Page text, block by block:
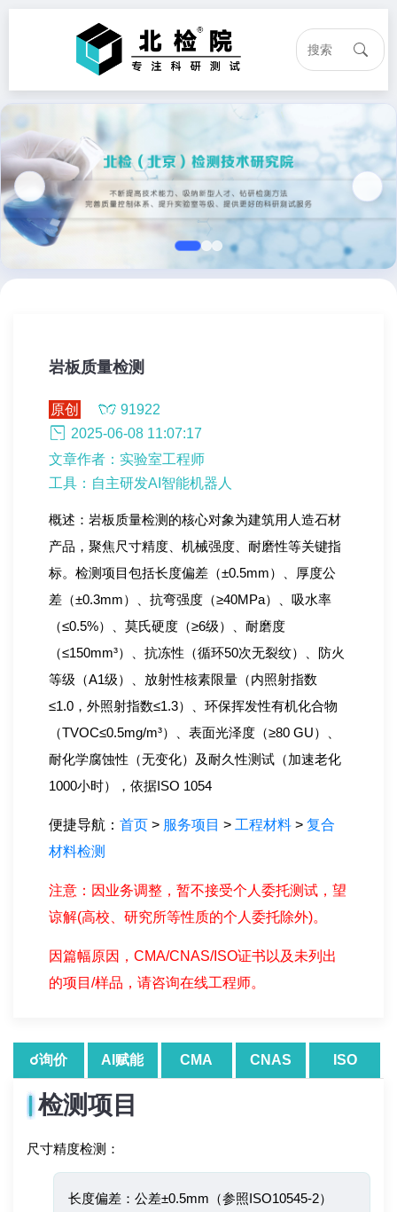
岩板质量检测
原创
91922
2025-06-08 11:07:17
文章作者：实验室工程师
工具：自主研发AI智能机器人
概述：岩板质量检测的核心对象为建筑用人造石材
产品，聚焦尺寸精度、机械强度、耐磨性等关键指
标。检测项目包括长度偏差（±0.5mm）、厚度公
差（±0.3mm）、抗弯强度（≥40MPa）、吸水率
（≤0.5%）、莫氏硬度（≥6级）、耐磨度
（≤150mm³）、抗冻性（循环50次无裂纹）、防火
等级（A1级）、放射性核素限量（内照射指数
≤1.0，外照射指数≤1.3）、环保挥发性有机化合物
（TVOC≤0.5mg/m³）、表面光泽度（≥80 GU）、
耐化学腐蚀性（无变化）及耐久性测试（加速老化
1000小时），依据ISO 1054
便捷导航： 首页 > 服务项目 > 工程材料 > 复合
材料检测
注意：因业务调整，暂不接受个人委托测试，望
谅解(高校、研究所等性质的个人委托除外)。
因篇幅原因，CMA/CNAS/ISO证书以及未列出
的项目/样品，请咨询在线工程师。
☌询价 AI赋能 CMA CNAS ISO
检测项目
尺寸精度检测：
长度偏差：公差±0.5mm（参照ISO10545-2）